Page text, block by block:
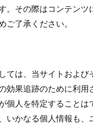
。その際はコンテン
ご了承ください。
ては、当サイトおよび
効果追跡のために利用
個人を特定すること
いかなる個人情報も、